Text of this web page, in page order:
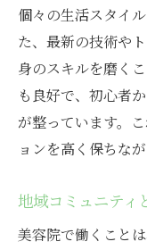
個々の生活スタイ
た、最新の技術や
身のスキルを磨く
も良好で、初心者
が整っています。
ョンを高く保ちな
地域コミュニティ
美容院で働くこと